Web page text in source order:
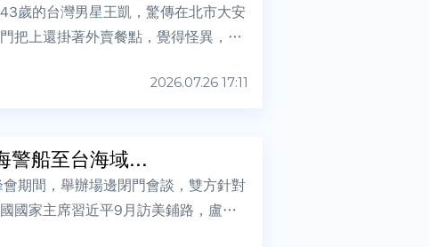
2026.07.26 17:11
歲的台灣男星王凱，驚傳在北市大安
把上還掛著外賣餐點，覺得怪異，於
警船至台海域...
期間，舉辦場邊閉門會談，雙方針對
國家主席習近平9月訪美鋪路，盧比